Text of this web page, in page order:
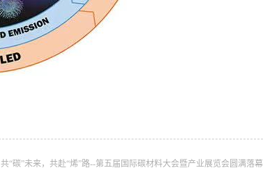
共“碳”未来，共赴“烯”路--第五届国际碳材料大会暨产业展览会圆满落幕